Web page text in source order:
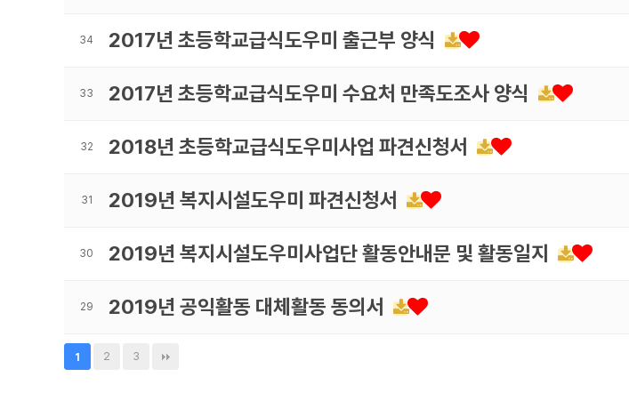
34 2017년 초등학교급식도우미 출근부 양식
33 2017년 초등학교급식도우미 수요처 만족도조사 양식
32 2018년 초등학교급식도우미사업 파견신청서
31 2019년 복지시설도우미 파견신청서
30 2019년 복지시설도우미사업단 활동안내문 및 활동일지
29 2019년 공익활동 대체활동 동의서
1 2 3